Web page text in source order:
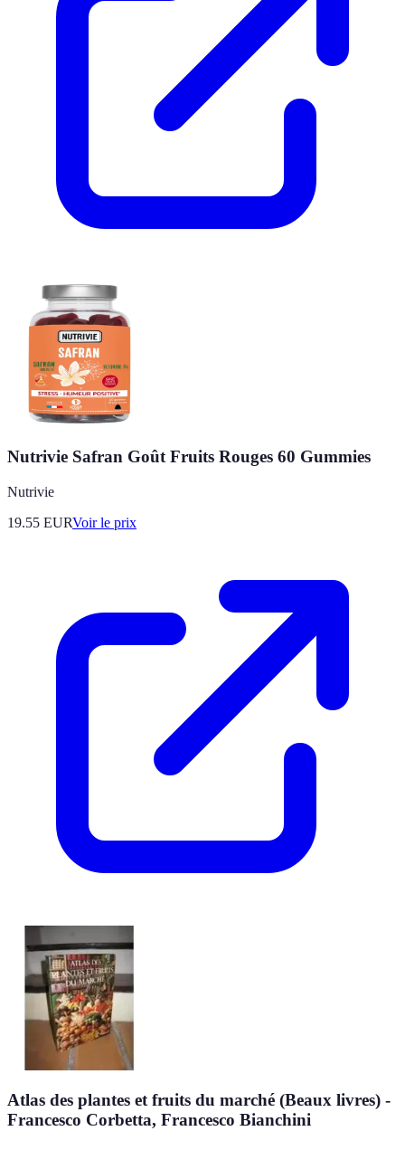
Nutrivie Safran Goût Fruits Rouges 60 Gummies
Nutrivie
19.55 EURVoir le prix
Atlas des plantes et fruits du marché (Beaux livres) -
Francesco Corbetta, Francesco Bianchini